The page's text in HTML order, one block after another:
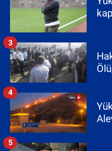
3
4
5